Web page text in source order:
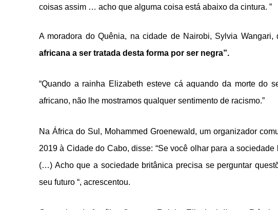
coisas assim … acho que alguma coisa está abaixo da cintura. ”
A moradora do Quênia, na cidade de Nairobi, Sylvia Wangari,
africana a ser tratada desta forma por ser negra”.
“Quando a rainha Elizabeth esteve cá aquando da morte do
africano, não lhe mostramos qualquer sentimento de racismo.”
Na África do Sul, Mohammed Groenewald, um organizador
2019 à Cidade do Cabo, disse: “Se você olhar para a
(…) Acho que a sociedade britânica precisa se perguntar
seu futuro “, acrescentou.